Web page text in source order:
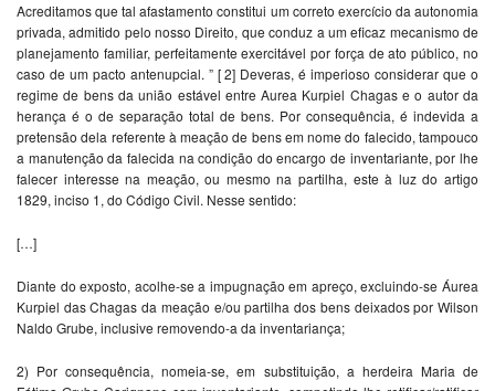
Acreditamos que tal afastamento constitui um correto exercício da autonomia
privada, admitido pelo nosso Direito, que conduz a um eficaz mecanismo de
planejamento familiar, perfeitamente exercitável por força de ato público, no
caso de um pacto antenupcial. ” [ 2] Deveras, é imperioso considerar que o
regime de bens da união estável entre Aurea Kurpiel Chagas e o autor da
herança é o de separação total de bens. Por consequência, é indevida a
pretensão dela referente à meação de bens em nome do falecido, tampouco
a manutenção da falecida na condição do encargo de inventariante, por lhe
falecer interesse na meação, ou mesmo na partilha, este à luz do artigo
1829, inciso 1, do Código Civil. Nesse sentido:
[…]
Diante do exposto, acolhe-se a impugnação em apreço, excluindo-se Áurea
Kurpiel das Chagas da meação e/ou partilha dos bens deixados por Wilson
Naldo Grube, inclusive removendo-a da inventariança;
2) Por consequência, nomeia-se, em substituição, a herdeira Maria de